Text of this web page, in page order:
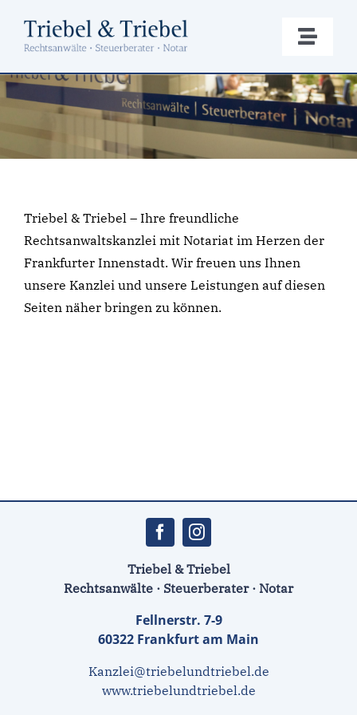
Inhalt
springen
Toggle
Die Kanzlei
Rechtsberatung
Notariat
Formulare
Triebel & Triebel – Ihre freundliche
Rechtsanwaltskanzlei mit Notariat im Herzen der
Frankfurter Innenstadt. Wir freuen uns Ihnen
unsere Kanzlei und unsere Leistungen auf diesen
Seiten näher bringen zu können.
Triebel & Triebel
Rechtsanwälte · Steuerberater · Notar
Fellnerstr. 7-9
60322 Frankfurt am Main
Kanzlei@triebelundtriebel.de
www.triebelundtriebel.de